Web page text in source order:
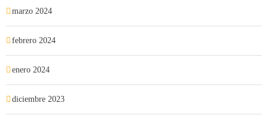
marzo 2024
febrero 2024
enero 2024
diciembre 2023